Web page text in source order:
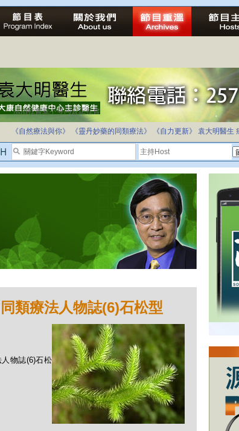
法治社會並不等同公正社會
自家教育合法化-推動多元化教育，全民學卷制
《自然療法與你》
《靈丹妙藥的同類療法》 《自力更新》 袁大明醫生
類療法人物誌(6)石松型
物誌(6)石松